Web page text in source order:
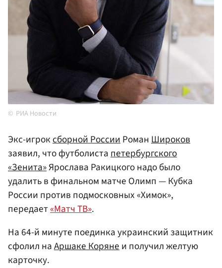
РИА Новости
Экс-игроксборной РоссииРоманШироков
заявил, что футболистапетербургского
«Зенита»Ярослава Ракицкого надо было
удалить в финальном матче Олимп — Кубка
России против подмосковных «Химок»,
передает«Матч ТВ».
На 64-й минуте поединка украинский защитник
сфолил наАршаке Корянеи получил желтую
карточку.